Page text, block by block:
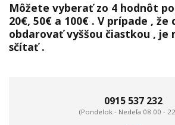
Môžete vyberať zo 4 hodnôt
20€, 50€ a 100€ . V prípade , že
obdarovať vyššou čiastkou , je
sčítať .
0915 537 232
(Pondelok - Nedeľa 08.00 -